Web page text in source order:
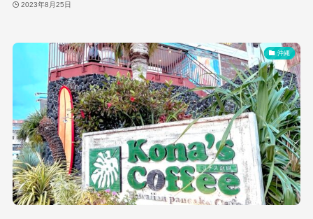
2023年8月25日
沖縄